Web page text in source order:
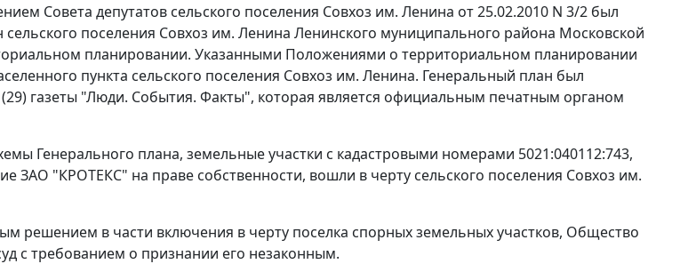
Совета депутатов сельского поселения Совхоз им. Ленина от 25.02.2010 N 3/2 был
поселения Совхоз им. Ленина Ленинского муниципального района Московской
планировании. Указанными Положениями о территориальном планировании
пункта сельского поселения Совхоз им. Ленина. Генеральный план был
(29) газеты "Люди. События. Факты", которая является официальным печатным органом
Генерального плана, земельные участки с кадастровыми номерами 5021:040112:743,
ЗАО "КРОТЕКС" на праве собственности, вошли в черту сельского поселения Совхоз им.
решением в части включения в черту поселка спорных земельных участков, Общество
с требованием о признании его незаконным.